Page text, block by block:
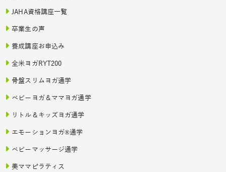
JAHA資格講座一覧
卒業生の声
養成講座お申込み
全米ヨガRYT200
骨盤スリムヨガ通学
ベビーヨガ＆ママヨガ通学
リトル＆キッズヨガ通学
エモーションヨガ®通学
ベビーマッサージ通学
美ママピラティス